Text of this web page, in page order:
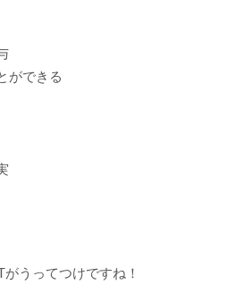
ができる
うってつけですね！